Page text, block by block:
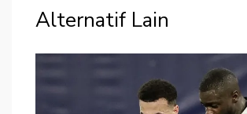
Alternatif Lain